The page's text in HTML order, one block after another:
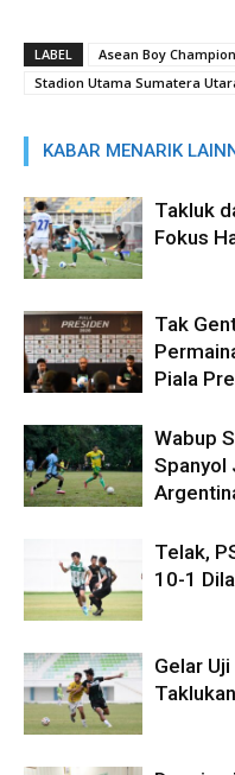
LABEL Asean Boy
Stadion Utama Sumatera
KABAR MENARIK
Takluk
Fokus
Tak
Piala
Wabup
Spanyol
Telak,
10-1
Gelar